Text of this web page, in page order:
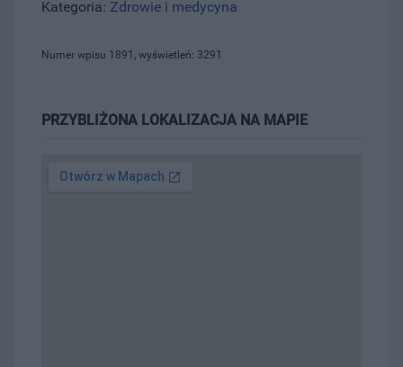
Kategoria: Zdrowie i medycyna
Numer wpisu 1891, wyświetleń: 3291
PRZYBLIŻONA LOKALIZACJA NA MAPIE